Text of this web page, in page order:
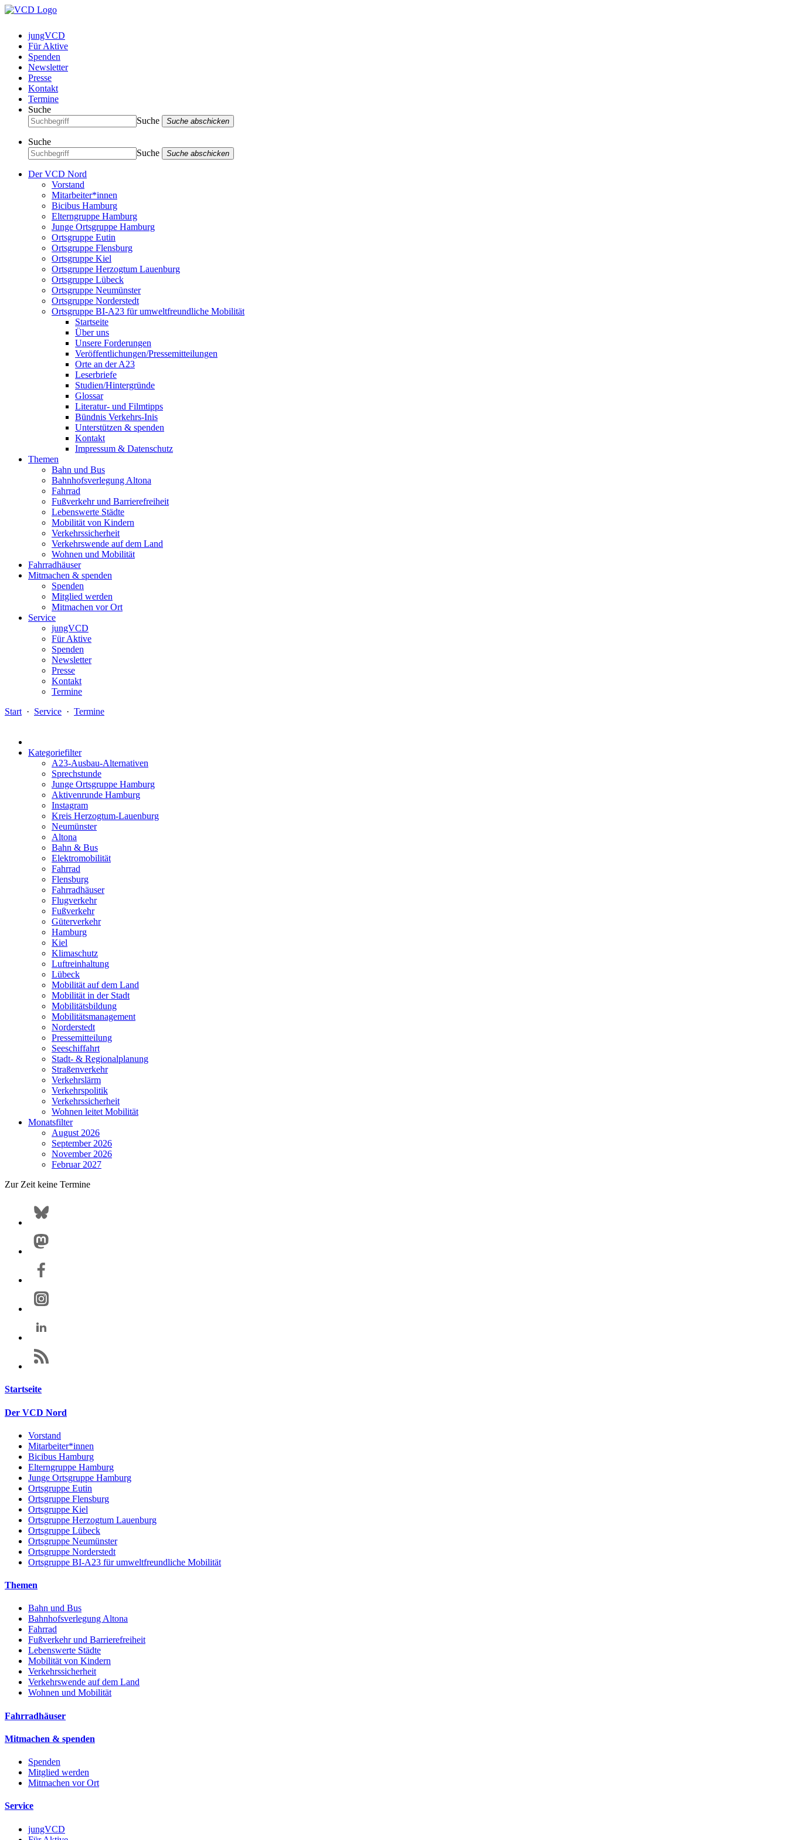
jungVCD
Für Aktive
Spenden
Newsletter
Presse
Kontakt
Termine
Suche
Suche
Suche abschicken
Suche
Suche
Suche abschicken
Der VCD Nord
Vorstand
Mitarbeiter*innen
Bicibus Hamburg
Elterngruppe Hamburg
Junge Ortsgruppe Hamburg
Ortsgruppe Eutin
Ortsgruppe Flensburg
Ortsgruppe Kiel
Ortsgruppe Herzogtum Lauenburg
Ortsgruppe Lübeck
Ortsgruppe Neumünster
Ortsgruppe Norderstedt
Ortsgruppe BI-A23 für umweltfreundliche Mobilität
Startseite
Über uns
Unsere Forderungen
Veröffentlichungen/Pressemitteilungen
Orte an der A23
Leserbriefe
Studien/Hintergründe
Glossar
Literatur- und Filmtipps
Bündnis Verkehrs-Inis
Unterstützen & spenden
Kontakt
Impressum & Datenschutz
Themen
Bahn und Bus
Bahnhofsverlegung Altona
Fahrrad
Fußverkehr und Barrierefreiheit
Lebenswerte Städte
Mobilität von Kindern
Verkehrssicherheit
Verkehrswende auf dem Land
Wohnen und Mobilität
Fahrradhäuser
Mitmachen & spenden
Spenden
Mitglied werden
Mitmachen vor Ort
Service
jungVCD
Für Aktive
Spenden
Newsletter
Presse
Kontakt
Termine
Start · Service · Termine
Kategoriefilter
A23-Ausbau-Alternativen
Sprechstunde
Junge Ortsgruppe Hamburg
Aktivenrunde Hamburg
Instagram
Kreis Herzogtum-Lauenburg
Neumünster
Altona
Bahn & Bus
Elektromobilität
Fahrrad
Flensburg
Fahrradhäuser
Flugverkehr
Fußverkehr
Güterverkehr
Hamburg
Kiel
Klimaschutz
Luftreinhaltung
Lübeck
Mobilität auf dem Land
Mobilität in der Stadt
Mobilitätsbildung
Mobilitätsmanagement
Norderstedt
Pressemitteilung
Seeschiffahrt
Stadt- & Regionalplanung
Straßenverkehr
Verkehrslärm
Verkehrspolitik
Verkehrssicherheit
Wohnen leitet Mobilität
Monatsfilter
August 2026
September 2026
November 2026
Februar 2027
Zur Zeit keine Termine
Startseite
Der VCD Nord
Vorstand
Mitarbeiter*innen
Bicibus Hamburg
Elterngruppe Hamburg
Junge Ortsgruppe Hamburg
Ortsgruppe Eutin
Ortsgruppe Flensburg
Ortsgruppe Kiel
Ortsgruppe Herzogtum Lauenburg
Ortsgruppe Lübeck
Ortsgruppe Neumünster
Ortsgruppe Norderstedt
Ortsgruppe BI-A23 für umweltfreundliche Mobilität
Themen
Bahn und Bus
Bahnhofsverlegung Altona
Fahrrad
Fußverkehr und Barrierefreiheit
Lebenswerte Städte
Mobilität von Kindern
Verkehrssicherheit
Verkehrswende auf dem Land
Wohnen und Mobilität
Fahrradhäuser
Mitmachen & spenden
Spenden
Mitglied werden
Mitmachen vor Ort
Service
jungVCD